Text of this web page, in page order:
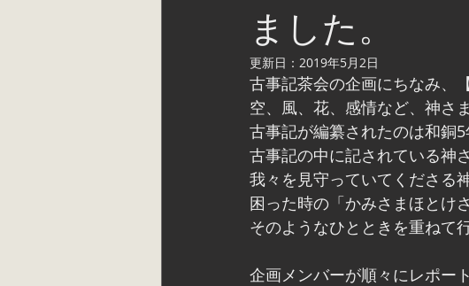
ました。
更新日： 2019年5月2日
古事記茶会の企画にちなみ、
空、風、花、感情など、神さ
古事記が編纂されたのは和銅
古事記の中に記されている神
我々を見守っていてくださる神
困った時の「かみさまほとけ
そのようなひとときを重ねて
企画メンバーが順々にレポー